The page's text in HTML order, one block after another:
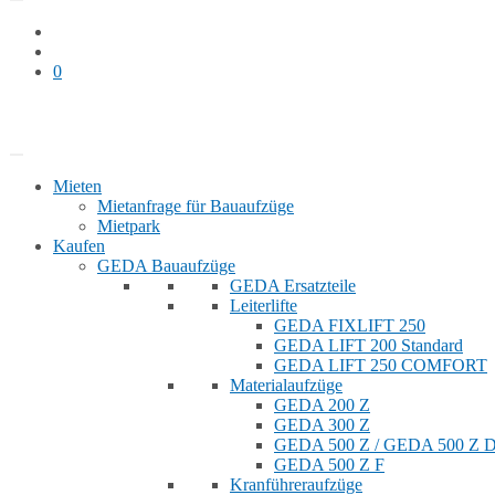
0
Mieten
Mietanfrage für Bauaufzüge
Mietpark
Kaufen
GEDA Bauaufzüge
GEDA Ersatzteile
Leiterlifte
GEDA FIXLIFT 250
GEDA LIFT 200 Standard
GEDA LIFT 250 COMFORT
Materialaufzüge
GEDA 200 Z
GEDA 300 Z
GEDA 500 Z / GEDA 500 Z
GEDA 500 Z F
Kranführeraufzüge